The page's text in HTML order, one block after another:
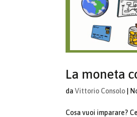
La moneta
daVittorio Consolo |
Cosa vuoi imparare?